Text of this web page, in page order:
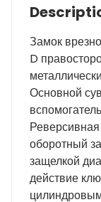
Замок
D
Основной
оборотный
защелкой
действие